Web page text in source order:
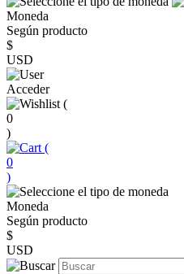
Moneda
Según producto
$
USD
Acceder
(
0
)
(
0
)
Moneda
Según producto
$
USD